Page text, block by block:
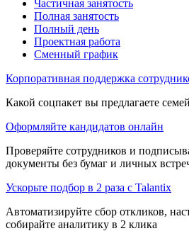
Частичная занятость
Полная занятость
Полный день
Проектная работа
Сменный график
Корпоративная поддержка
Какой соцпакет вы предлагаете
Оформляйте кандидатов онлайн
Проверяйте сотрудников и
документы без бумаг и личных
Ускорьте подбор в 2 раза с Talantix
Автоматизируйте сбор откликов,
собирайте аналитику в 2 клика